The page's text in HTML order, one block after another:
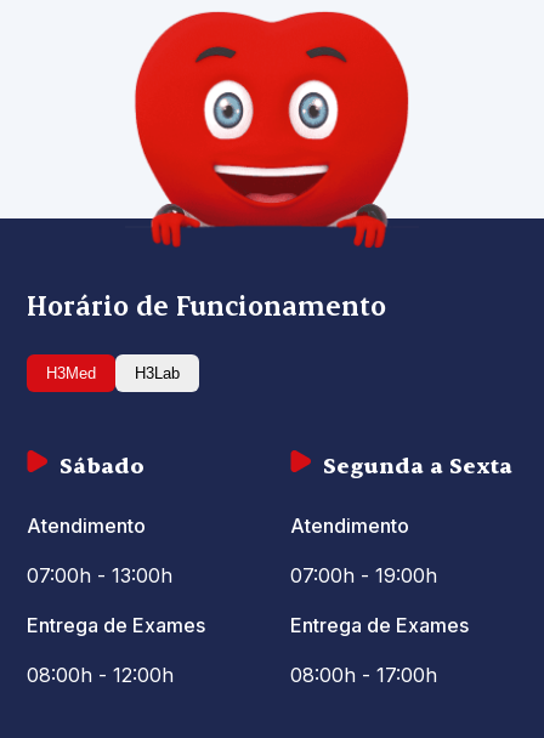
Horário de Funcionamento
H3Med H3Lab
Segunda a Sexta
Atendimento
07:00h - 19:00h
Entrega de Exames
08:00h - 17:00h
Sábado
Atendimento
07:00h - 13:00h
Entrega de Exames
08:00h - 12:00h